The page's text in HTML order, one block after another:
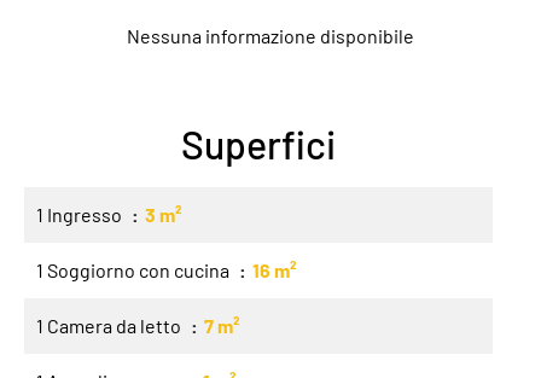
Nessuna informazione disponibile
Superfici
1 Ingresso 3 m²
1 Soggiorno con cucina 16 m²
1 Camera da letto 7 m²